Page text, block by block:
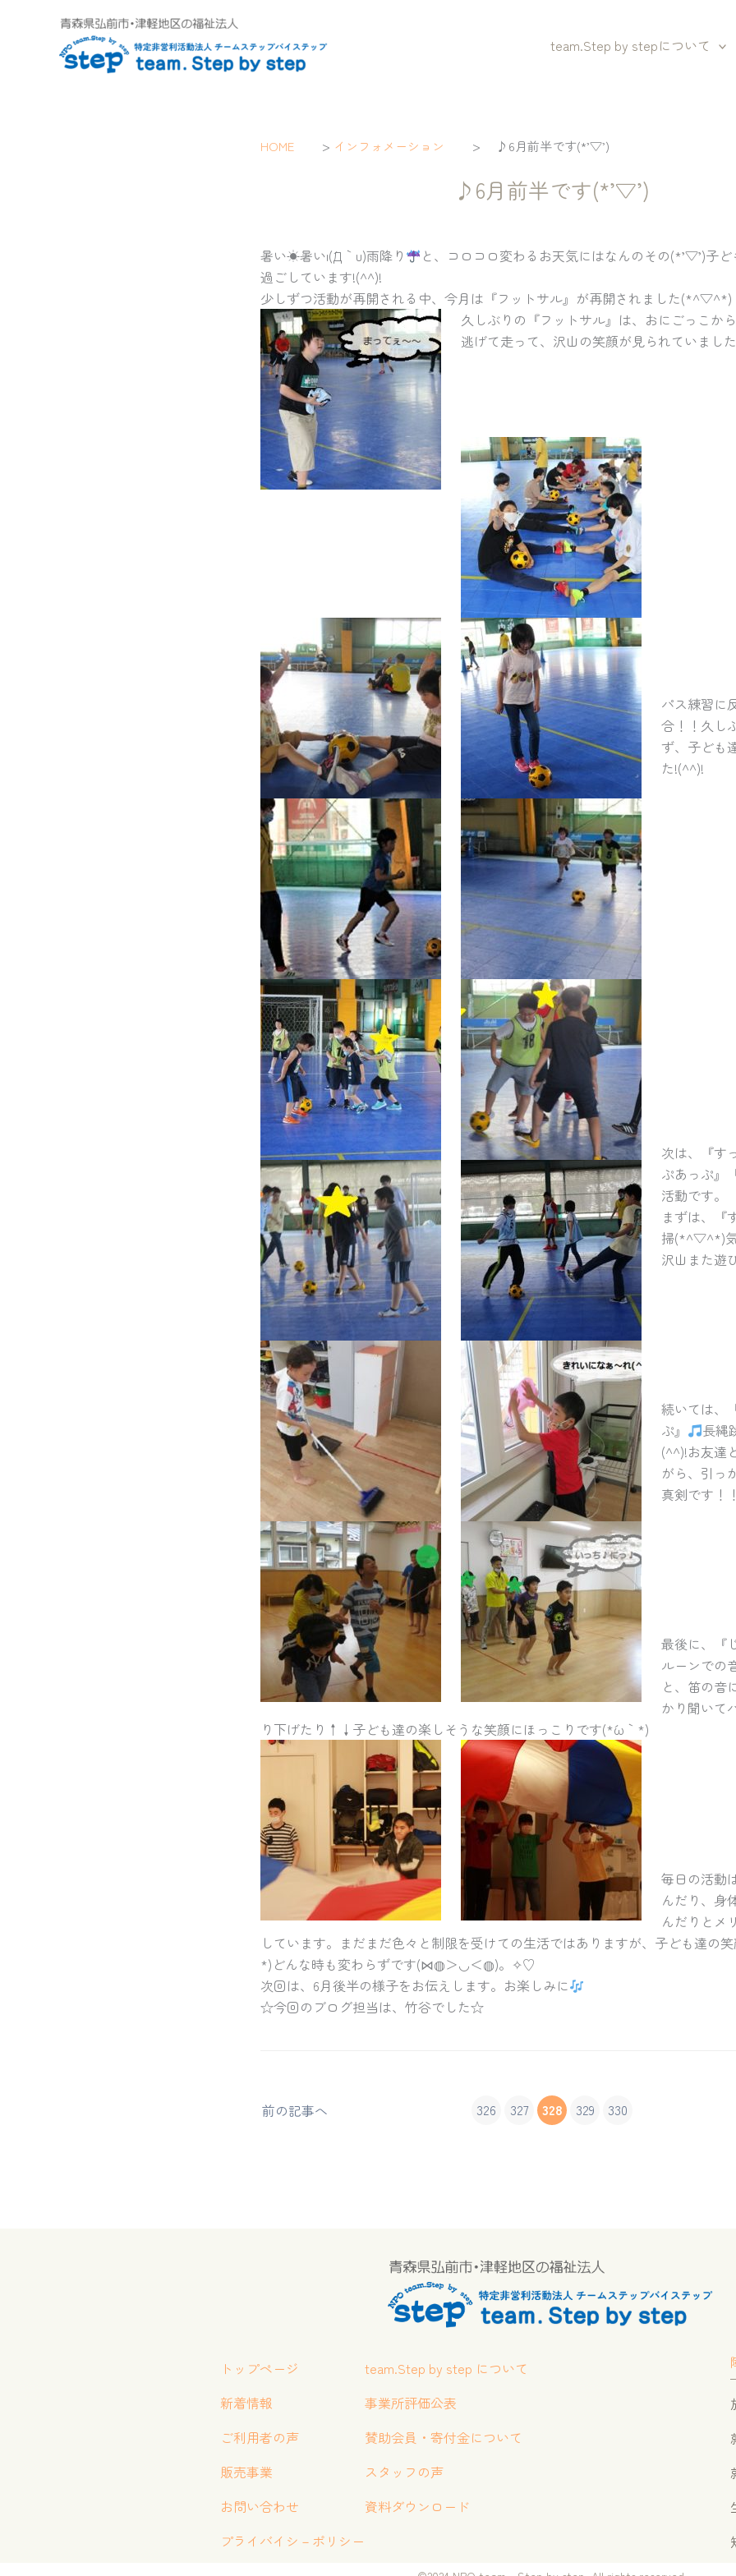
team.Step by stepについて
HOME > インフォメーション > ♪6月前半です(*’▽’)
♪6月前半です(*’▽’)
暑い☀暑いι(´Д｀υ)雨降り
と、コロコロ変わるお天気にはなんのその(*’▽’)子
過ごしています!(^^)!
少しずつ活動が再開される中、今月は『フットサル』が再開されました(*^▽^*)
久しぶりの『フットサル』は、おにごっこ
逃げて走って、沢山の笑顔が見られていました
パス練習に
合！！久し
ず、子ども
た!(^^)!
次は、『す
ぷあっぷ』
活動です。
まずは、『
掃(*^▽^*)気
沢山また遊
続いては、
ぷ』
長縄
(^^)!お友達
がら、引っ
真剣です！！
最後に、『
ルーンでの
と、笛の音
かり聞いて
り下げたり↑↓子ども達の楽しそうな笑顔にほっこりです(*´ω｀*)
毎日の活動
んだり、身
んだりとメ
しています。まだまだ色々と制限を受けての生活ではありますが、子ども達の
*)どんな時も変わらずです(⋈◍＞◡＜◍)。✧♡
次回は、6月後半の様子をお伝えします。お楽しみに
☆今回のブログ担当は、竹谷でした☆
前の記事へ 326 327 328 329 330
トップページ
新着情報
ご利用者の声
販売事業
お問い合わせ
プライバイシ－ポリシー
team.Step by step について
事業所評価公表
賛助会員・寄付金について
スタッフの声
資料ダウンロード